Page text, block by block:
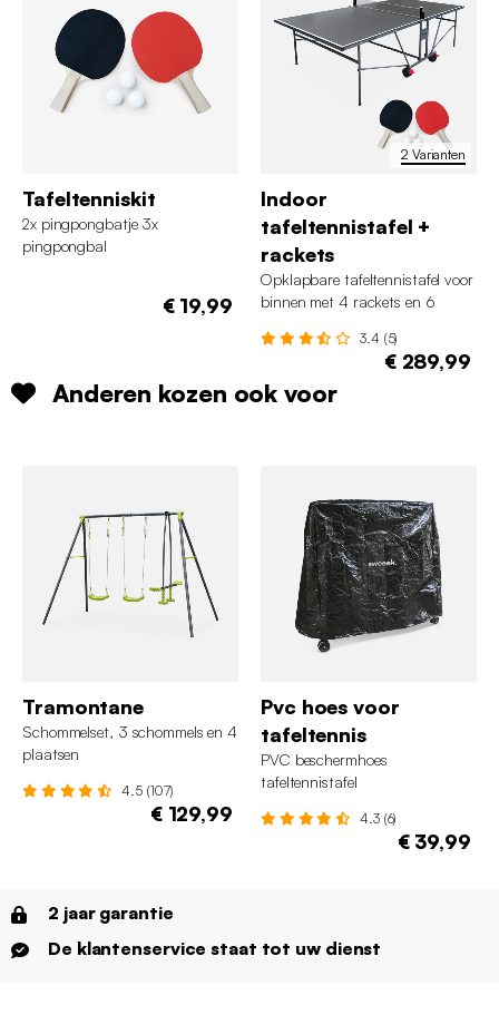
Tafeltenniskit
2x pingpongbatje 3x
pingpongbal
€ 19,99
2 Varianten
Indoor
tafeltennistafel +
rackets
Opklapbare tafeltennistafel voor
binnen met 4 rackets en 6
3.4 (5)
€ 289,99
Anderen kozen ook voor
Tramontane
Schommelset, 3 schommels en 4
plaatsen
4.5 (107)
€ 129,99
Pvc hoes voor
tafeltennis
PVC beschermhoes
tafeltennistafel
4.3 (6)
€ 39,99
2 jaar garantie
De klantenservice staat tot uw dienst